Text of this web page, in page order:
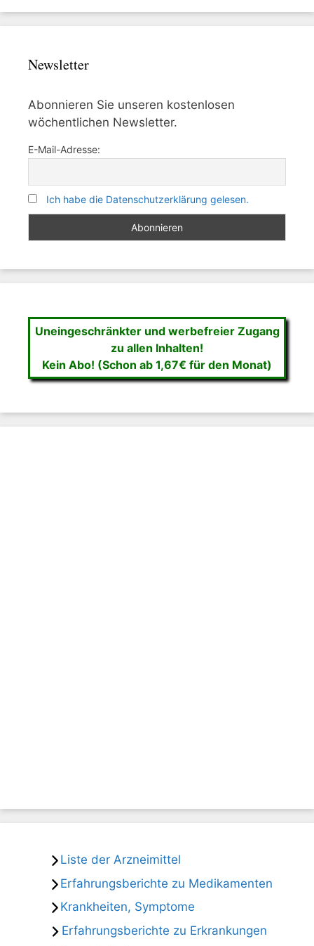
Newsletter
Abonnieren Sie unseren kostenlosen
wöchentlichen Newsletter.
E-Mail-Adresse:
Ich habe die Datenschutzerklärung gelesen.
Uneingeschränkter und werbefreier Zugang
zu allen Inhalten!
Kein Abo! (Schon ab 1,67€ für den Monat)
Liste der Arzneimittel
Erfahrungsberichte zu Medikamenten
Krankheiten, Symptome
Erfahrungsberichte zu Erkrankungen